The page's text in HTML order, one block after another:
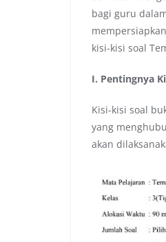
bagi guru
kisi-kisi soal
I. Pentingnya
Kisi-kisi soal
yang
akan